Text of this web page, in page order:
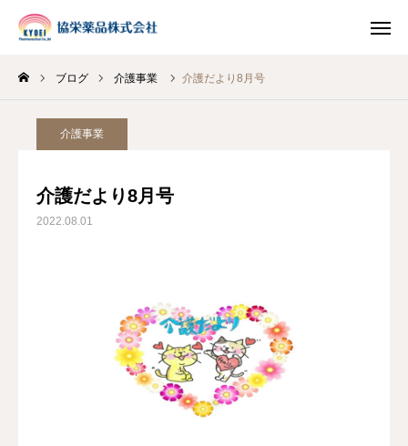
ブログ 介護事業 介護だより8月号
介護事業
介護だより8月号
2022.08.01
INSTAGRAM
HOME